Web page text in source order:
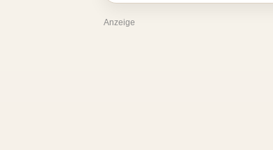
Anzeige